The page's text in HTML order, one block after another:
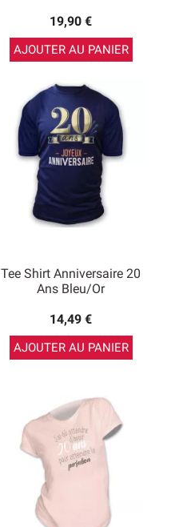
19,90 €
AJOUTER AU PANIER
Tee Shirt Anniversaire 20
Ans Bleu/Or
14,49 €
AJOUTER AU PANIER